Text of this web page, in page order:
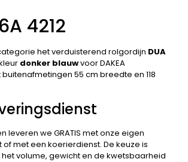
4212
het verduisterend rolgordijn DUA
donker blauwvoor DAKEA
55 cm breedte en 118
leveren we GRATIS met onze eigen
met een koerierdienst. De keuze is
volume, gewicht en de kwetsbaarheid